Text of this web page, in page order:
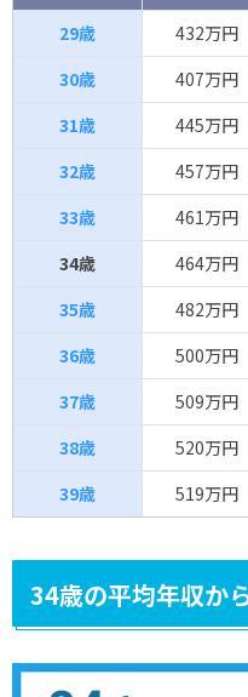
29歳
432万円
30歳
407万円
31歳
445万円
32歳
457万円
33歳
461万円
34歳
464万円
35歳
482万円
36歳
500万円
37歳
509万円
38歳
520万円
39歳
519万円
34歳の平均年収か